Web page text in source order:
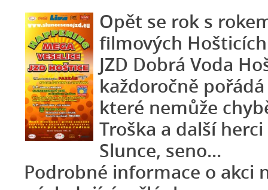
Opět se rok s
filmových
JZD Dobrá Voda
každoročně
které nemůže
Troška a další
Slunce, seno...
Podrobné informace o akci